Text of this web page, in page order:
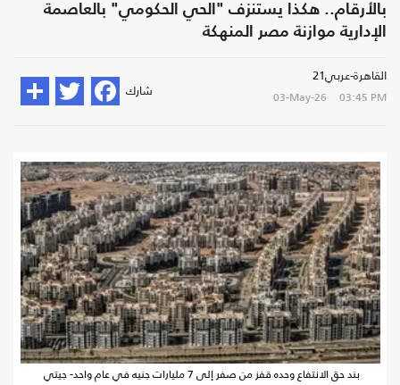
بالأرقام.. هكذا يستنزف "الحي الحكومي" بالعاصمة
الإدارية موازنة مصر المنهكة
القاهرة-عربي21
03-May-26 03:45 PM شارك
بند حق الانتفاع وحده قفز من صفر إلى 7 مليارات جنيه في عام واحد- جيتي